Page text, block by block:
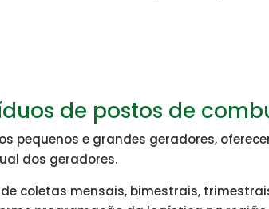
de postos de
pequenos e grandes geradores,
dos geradores.
coletas mensais, bimestrais,